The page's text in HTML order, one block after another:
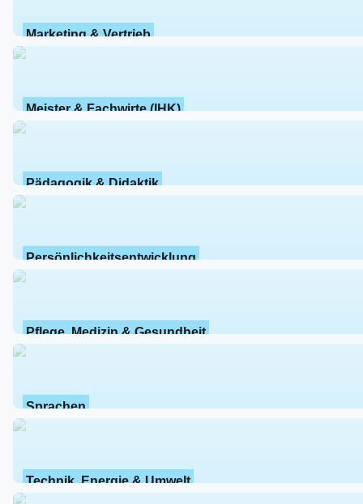
Marketing & Vertrieb
Meister & Fachwirte (IHK)
Pädagogik & Didaktik
Persönlichkeitsentwicklung
Pflege, Medizin & Gesundheit
Sprachen
Technik, Energie & Umwelt